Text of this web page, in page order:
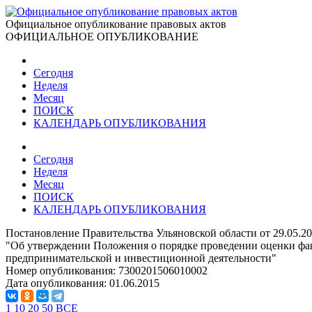
Официальное опубликование правовых актов
ОФИЦИАЛЬНОЕ ОПУБЛИКОВАНИЕ
Сегодня
Неделя
Месяц
ПОИСК
КАЛЕНДАРЬ ОПУБЛИКОВАНИЯ
Сегодня
Неделя
Месяц
ПОИСК
КАЛЕНДАРЬ ОПУБЛИКОВАНИЯ
Постановление Правительства Ульяновской области от
"Об утверждении Положения о порядке проведении оценки
предпринимательской и инвестиционной деятельности"
Номер опубликования: 7300201506010002
Дата опубликования: 01.06.2015
1 10 20 50 ВСЕ